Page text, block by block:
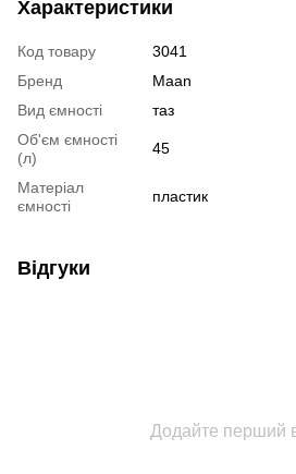
Характеристики
Код товару
3041
Бренд
Maan
Вид ємності
таз
Об'єм ємності
(л)
45
Матеріал
ємності
пластик
Відгуки
Додайте перший